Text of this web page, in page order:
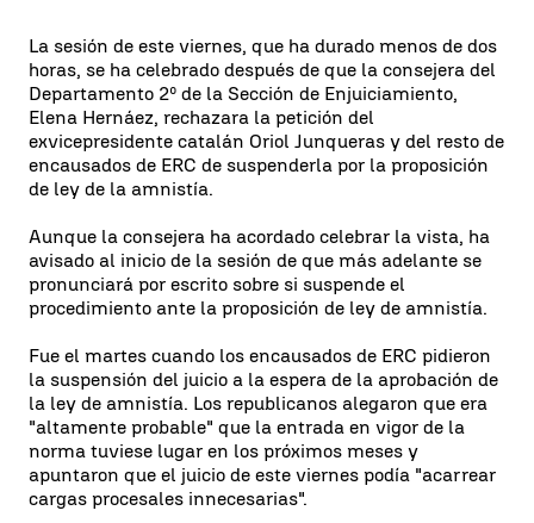
La sesión de este viernes, que ha durado menos de dos
horas, se ha celebrado después de que la consejera del
Departamento 2º de la Sección de Enjuiciamiento,
Elena Hernáez, rechazara la petición del
exvicepresidente catalán Oriol Junqueras y del resto de
encausados de ERC de suspenderla por la proposición
de ley de la amnistía.
Aunque la consejera ha acordado celebrar la vista, ha
avisado al inicio de la sesión de que más adelante se
pronunciará por escrito sobre si suspende el
procedimiento ante la proposición de ley de amnistía.
Fue el martes cuando los encausados de ERC pidieron
la suspensión del juicio a la espera de la aprobación de
la ley de amnistía. Los republicanos alegaron que era
"altamente probable" que la entrada en vigor de la
norma tuviese lugar en los próximos meses y
apuntaron que el juicio de este viernes podía "acarrear
cargas procesales innecesarias".